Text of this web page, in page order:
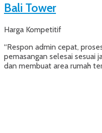
Bali Tower
Harga Kompetitif
“Respon admin cepat,
pemasangan selesai sesuai
dan membuat area rumah